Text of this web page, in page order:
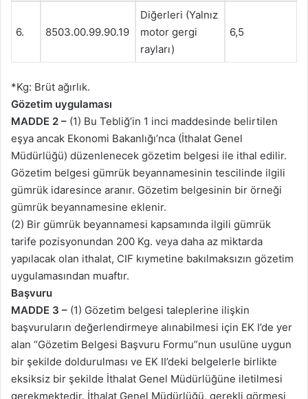
6. 8503.00.99.90.19
Diğerleri (Yalnız
motor gergi
rayları)
6,5
*Kg: Brüt ağırlık.
Gözetim uygulaması
MADDE 2 – (1) Bu Tebliğ’in 1 inci maddesinde belirtilen
eşya ancak Ekonomi Bakanlığı’nca (İthalat Genel
Müdürlüğü) düzenlenecek gözetim belgesi ile ithal edilir.
Gözetim belgesi gümrük beyannamesinin tescilinde ilgili
gümrük idaresince aranır. Gözetim belgesinin bir örneği
gümrük beyannamesine eklenir.
(2) Bir gümrük beyannamesi kapsamında ilgili gümrük
tarife pozisyonundan 200 Kg. veya daha az miktarda
yapılacak olan ithalat, CIF kıymetine bakılmaksızın gözetim
uygulamasından muaftır.
Başvuru
MADDE 3 – (1) Gözetim belgesi taleplerine ilişkin
başvuruların değerlendirmeye alınabilmesi için EK I’de yer
alan “Gözetim Belgesi Başvuru Formu”nun usulüne uygun
bir şekilde doldurulması ve EK II’deki belgelerle birlikte
eksiksiz bir şekilde İthalat Genel Müdürlüğüne iletilmesi
gerekmektedir. İthalat Genel Müdürlüğü, gerekli görmesi